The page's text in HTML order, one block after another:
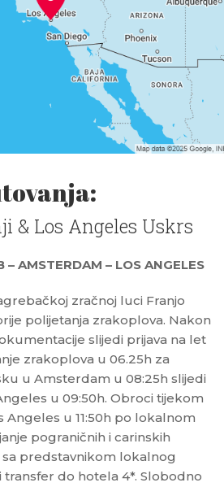
& Los Angeles Uskrs
– AMSTERDAM – LOS ANGELES
zračnoj luci Franjo
polijetanja zrakoplova. Nakon
slijedi prijava na let
zrakoplova u 06.25h za
u Amsterdam u 08:25h slijedi
u 09:50h. Obroci tijekom
Angeles u 11:50h po lokalnom
pograničnih i carinskih
predstavnikom lokalnog
do hotela 4*. Slobodno